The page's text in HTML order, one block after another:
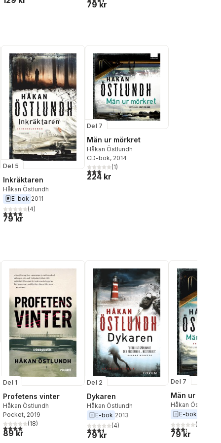
79 kr
röster:
Del 5
Inkräktaren
Håkan Östlundh
E-bok 2011
4,0utav 5 stjärnor. Totalt antal röster:
(4)
79 kr
Del 7
Män ur mörkret
Håkan Östlundh
CD-bok, 2014
3,0utav 5 stjärnor. Totalt antal röster:
(1)
224 kr
röster:
Del 1
Profetens vinter
Håkan Östlundh
Pocket, 2019
4,1utav 5 stjärnor. Totalt antal röster:
(18)
89 kr
Del 2
Dykaren
Håkan Östlundh
E-bok 2013
3,5utav 5 stjärnor. Totalt antal röster:
(4)
79 kr
Del 7
Män ur
Håkan Östlundh
E-bok
3,3utav 5(
79 kr